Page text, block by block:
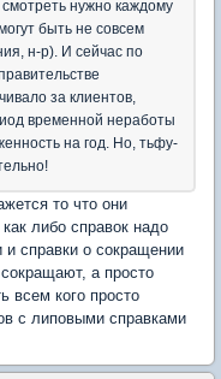
смотреть нужно каждому
быть не совсем
н-р). И сейчас по
за клиентов,
временной неработы
на год. Но, тьфу-
то что они
либо справок надо
и справки о сокращении
а просто
всем кого просто
с липовыми справками